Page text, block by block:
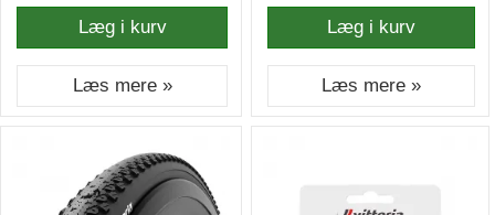
Læg i kurv
Læs mere »
Læg i kurv
Læs mere »